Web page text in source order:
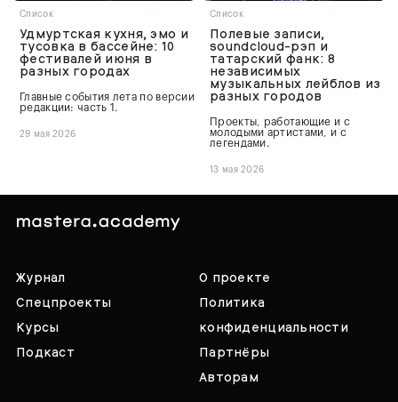
Список
Удмуртская кухня, эмо и
тусовка в бассейне: 10
фестивалей июня в
разных городах
Главные события лета по версии
редакции: часть 1.
29 мая 2026
Список
Полевые записи,
soundcloud-рэп и
татарский фанк: 8
независимых
музыкальных лейблов из
разных городов
Проекты, работающие и с
молодыми артистами, и с
легендами.
13 мая 2026
Журнал
Спецпроекты
Курсы
Подкаст
О проекте
Политика
конфиденциальности
Партнёры
Авторам